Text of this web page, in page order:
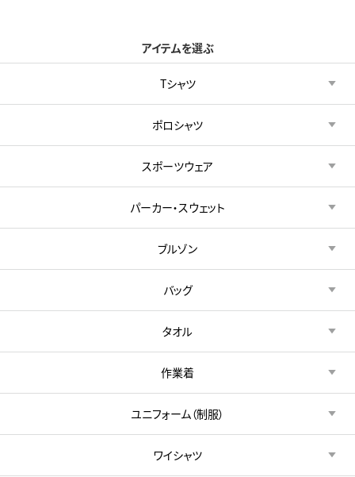
アイテムを選ぶ
Tシャツ
ポロシャツ
スポーツウェア
パーカー・スウェット
ブルゾン
バッグ
タオル
作業着
ユニフォーム（制服）
ワイシャツ